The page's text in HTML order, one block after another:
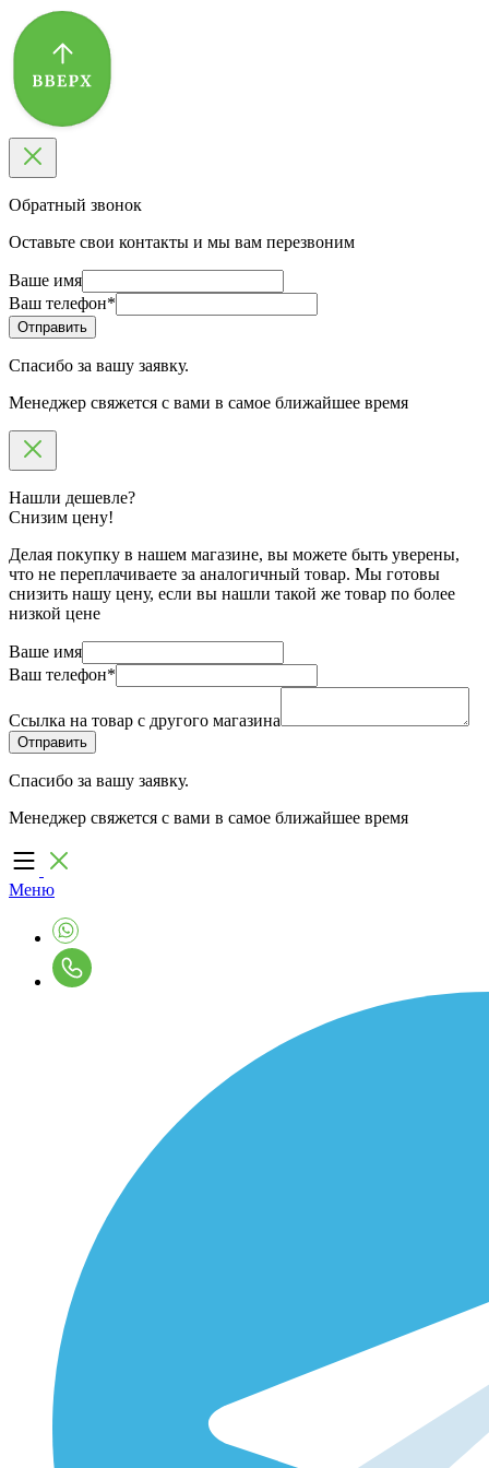
Обратный звонок
Оставьте свои контакты и мы вам перезвоним
Ваше имя
Ваш телефон*
Спасибо за вашу заявку.
Менеджер свяжется с вами в самое ближайшее время
Нашли дешевле?
Снизим цену!
Делая покупку в нашем магазине, вы можете быть уверены,
что не переплачиваете за аналогичный товар. Мы готовы
снизить нашу цену, если вы нашли такой же товар по более
низкой цене
Ваше имя
Ваш телефон*
Ссылка на товар с другого магазина
Спасибо за вашу заявку.
Менеджер свяжется с вами в самое ближайшее время
Меню